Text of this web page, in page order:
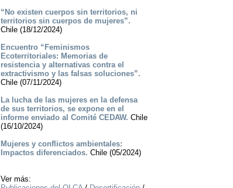
“No existen cuerpos sin territorios, ni
territorios sin cuerpos de mujeres”.
Chile (18/12/2024)
Encuentro “Feminismos
Ecoterritoriales: Memorias de
resistencia y alternativas contra el
extractivismo y las falsas soluciones”.
Chile (07/11/2024)
La lucha de las mujeres en la defensa
de sus territorios, se expone en el
informe enviado al Comité CEDAW. Chile
(16/10/2024)
Mujeres y conflictos ambientales:
Impactos diferenciados. Chile (05/2024)
Ver más: